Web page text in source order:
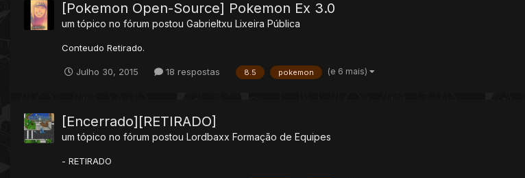
[Pokemon Open-Source] Pokemon Ex 3.0
um tópico no fórum postou Gabrieltxu Lixeira Pública
Conteudo Retirado.
Julho 30, 2015 18 respostas 8.5 pokemon (e 6 mais)
[Encerrado][RETIRADO]
um tópico no fórum postou Lordbaxx Formação de Equipes
- RETIRADO